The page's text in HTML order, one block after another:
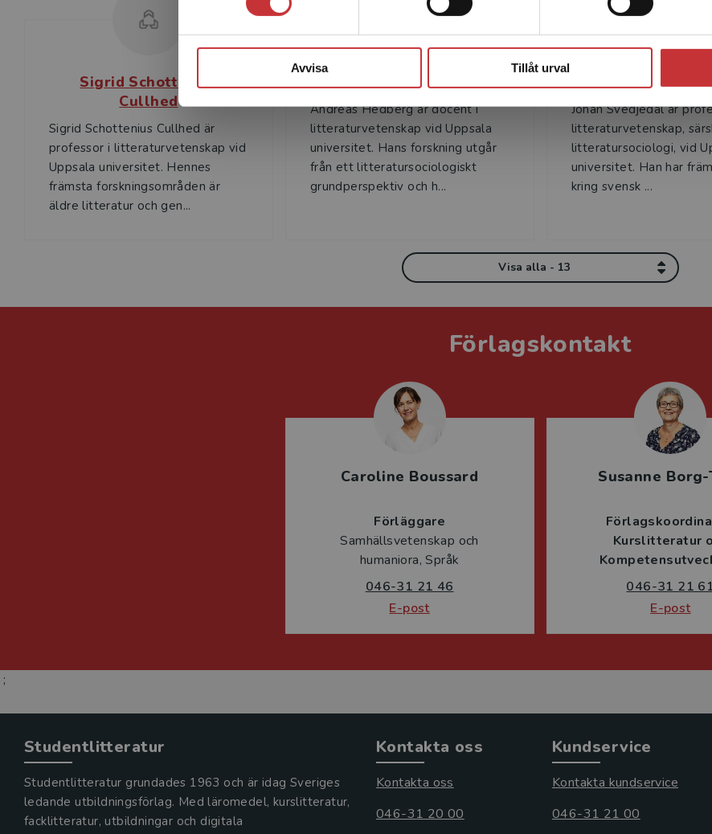
Avvisa Tillåt urval
Sigrid Schottenius
Cullhed
Sigrid Schottenius Cullhed är
professor i litteraturvetenskap vid
Uppsala universitet. Hennes
främsta forskningsområden är
äldre litteratur och gen...
Andreas Hedberg
Andreas Hedberg är docent i
litteraturvetenskap vid Uppsala
universitet. Hans forskning utgår
från ett litteratursociologiskt
grundperspektiv och h...
Johan
Johan Svedjedal är
litteraturvetenskap,
litteratursociologi, vid
universitet. Han har
kring svensk ...
Visa alla - 13
Förlagskontakt
Caroline Boussard
Förläggare
Samhällsvetenskap och
humaniora, Språk
046-31 21 46
E-post
Susanne Borg-
Kurslitteratur
046-31 21
E-post
;
Studentlitteratur
Studentlitteratur grundades 1963 och är idag Sveriges
ledande utbildningsförlag. Med läromedel, kurslitteratur,
facklitteratur, utbildningar och digitala
Kontakta oss
Kontakta oss
046-31 20 00
Kundservice
Kontakta kundservice
046-31 21 00